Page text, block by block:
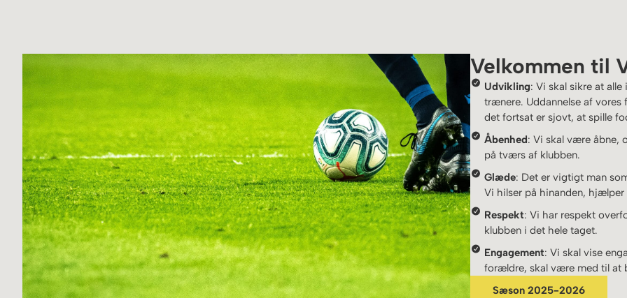
Velkommen til
Udvikling: Vi skal sikre at
trænere. Uddannelse af
det fortsat er sjovt, at spille
Åbenhed: Vi skal være åbne,
på tværs af klubben.
Glæde: Det er vigtigt man
Vi hilser på hinanden,
Respekt: Vi har respekt
klubben i det hele taget.
Engagement: Vi skal vise
forældre, skal være med til at
Sæson 2025-2026